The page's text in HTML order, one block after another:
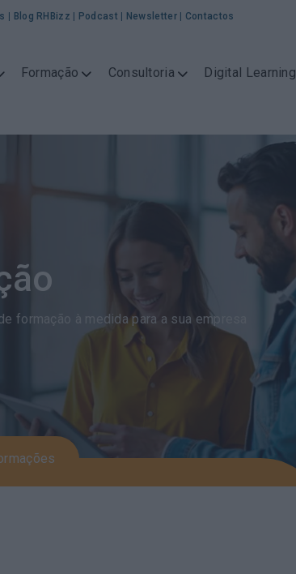
Blog RHBizz Podcast Newsletter| Contactos
Formação Consultoria Digital Learning
formação à medida para a sua empresa